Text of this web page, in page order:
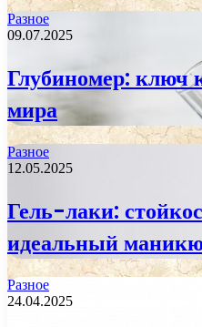
Разное
09.07.2025
Глубиномер: ключ
мира
Разное
12.05.2025
Гель-лаки:
идеальный
Разное
24.04.2025